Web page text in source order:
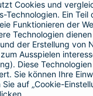
BELIEBTE SEITEN
Kranken-
Tierversicherungen
Hausratversicherung